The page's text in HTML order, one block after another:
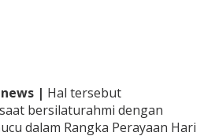
| Hal tersebut
bersilaturahmi dengan
dalam Rangka Perayaan Hari